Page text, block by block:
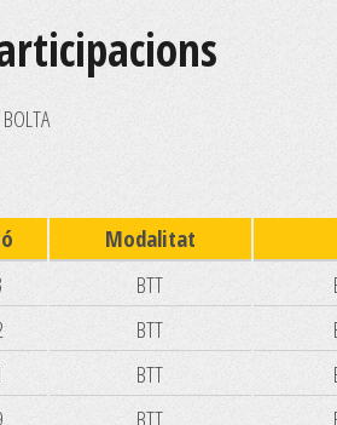
Modalitat
BTT
BTT
BTT
BTT